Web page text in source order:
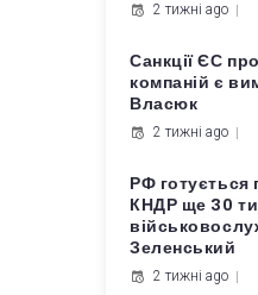
2 тижні ago
Санкції ЄС
компаній є
Власюк
2 тижні ago
РФ готується
КНДР ще 30
Зеленський
2 тижні ago